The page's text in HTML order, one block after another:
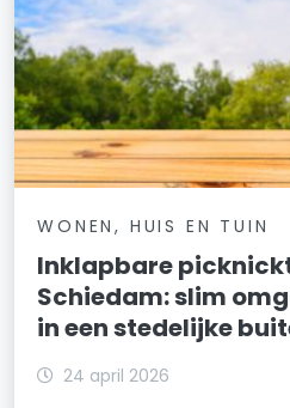
WONEN, HUIS EN TUIN
Inklapbare
Schiedam: slim
in een stedelijke
24 april 2026